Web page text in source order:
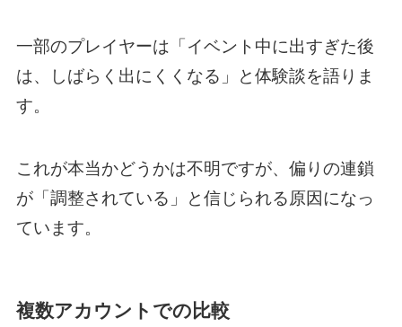
一部のプレイヤーは「イベント中に出すぎた後
は、しばらく出にくくなる」と体験談を語りま
す。
これが本当かどうかは不明ですが、偏りの連鎖
が「調整されている」と信じられる原因になっ
ています。
複数アカウントでの比較